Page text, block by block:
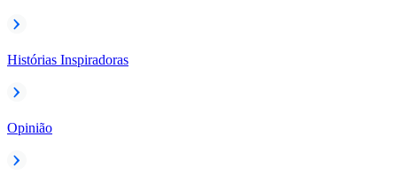
Histórias Inspiradoras
Opinião